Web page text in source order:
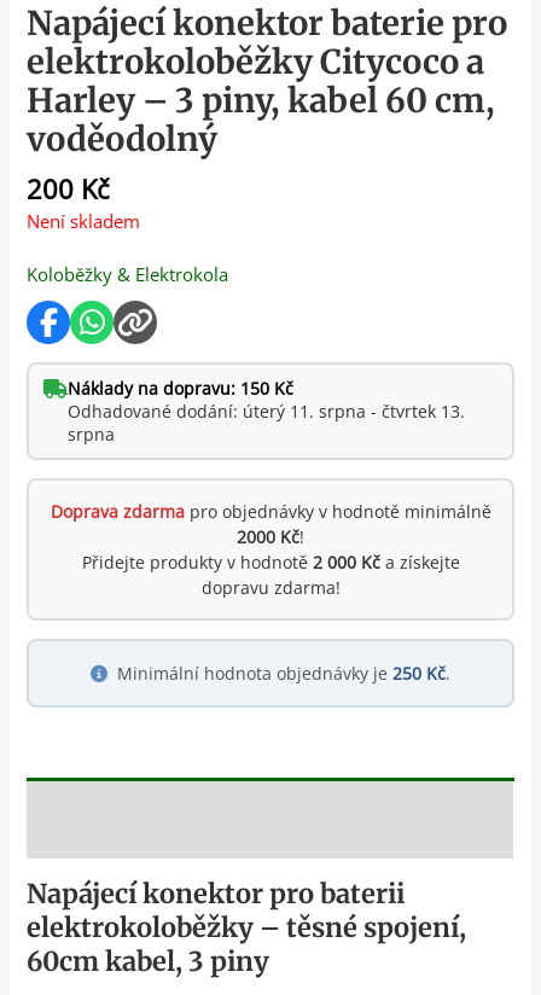
Napájecí konektor baterie pro
elektrokoloběžky Citycoco a
Harley – 3 piny, kabel 60 cm,
voděodolný
200 Kč
Není skladem
Koloběžky & Elektrokola
Náklady na dopravu: 150 Kč
Odhadované dodání: úterý 11. srpna - čtvrtek 13.
srpna
Doprava zdarmapro objednávky v hodnotě minimálně
2000 Kč!
Přidejte produkty v hodnotě 2 000 Kča získejte
dopravu zdarma!
Minimální hodnota objednávky je 250 Kč.
Napájecí konektor pro baterii
elektrokoloběžky – těsné spojení,
60cm kabel, 3 piny